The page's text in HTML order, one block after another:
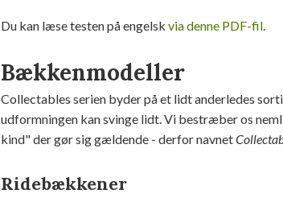
Du kan læse testen på engelsk via denne PDF-fil.
Bækkenmodeller
Collectables serien byder på et lidt anderledes
udformningen kan svinge lidt. Vi bestræber os
kind" der gør sig gældende - derfor navnet
Ridebækkener